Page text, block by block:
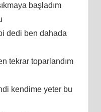
başladım
dedi ben dahada
tekrar toparlandım
kendime yeter bu